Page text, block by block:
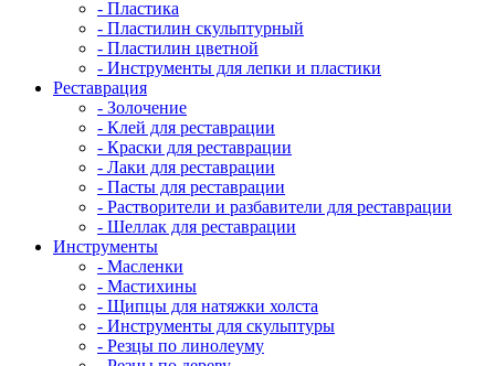
- Пластика
- Пластилин скульптурный
- Пластилин цветной
- Инструменты для лепки и пластики
Реставрация
- Золочение
- Клей для реставрации
- Краски для реставрации
- Лаки для реставрации
- Пасты для реставрации
- Растворители и разбавители для реставрации
- Шеллак для реставрации
Инструменты
- Масленки
- Мастихины
- Щипцы для натяжки холста
- Инструменты для скульптуры
- Резцы по линолеуму